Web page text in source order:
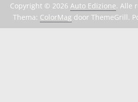
Copyright © 2026 Auto Edizione. Alle
Thema: ColorMag door ThemeGrill.